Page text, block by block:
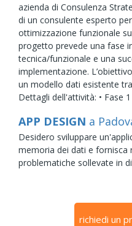
azienda di Consulenza
di un consulente esperto
ottimizzazione funzionale
progetto prevede una fase
tecnica/funzionale e una
implementazione.
un modello dati esistente
Dettagli dell'attività: • Fase
APP DESIGN a
Desidero sviluppare
memoria dei dati e fornisca
problematiche sollevate in
richiedi un